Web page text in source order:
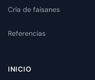
Cría de faisanes
Referencias
INICIO